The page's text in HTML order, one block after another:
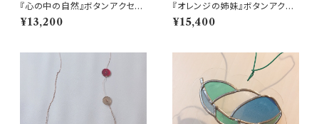
『心の中の自然』ボタンアクセサ
リー
¥13,200
『オレンジの姉妹』ボタンアクセ
サリー
¥15,400